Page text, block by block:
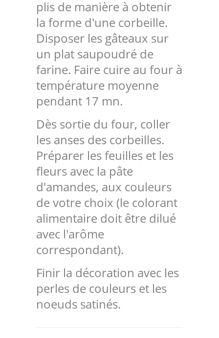
plis de manière à obtenir
la forme d'une corbeille.
Disposer les gâteaux sur
un plat saupoudré de
farine. Faire cuire au four à
température moyenne
pendant 17 mn.
Dès sortie du four, coller
les anses des corbeilles.
Préparer les feuilles et les
fleurs avec la pâte
d'amandes, aux couleurs
de votre choix (le colorant
alimentaire doit être dilué
avec l'arôme
correspondant).
Finir la décoration avec les
perles de couleurs et les
noeuds satinés.